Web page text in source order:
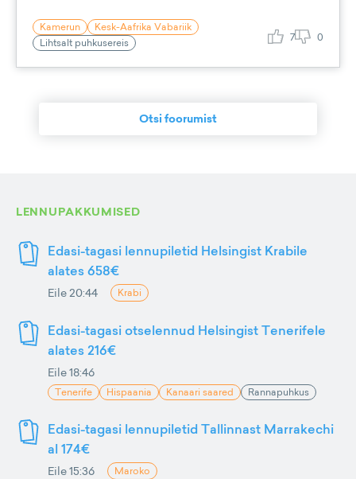
Kamerun
Kesk-Aafrika Vabariik
Lihtsalt puhkusereis
7 0
Otsi foorumist
LENNUPAKKUMISED
Edasi-tagasi lennupiletid Helsingist Krabile
alates 658€
Eile 20:44 Krabi
Edasi-tagasi otselennud Helsingist Tenerifele
alates 216€
Eile 18:46
Tenerife Hispaania Kanaari saared Rannapuhkus
Edasi-tagasi lennupiletid Tallinnast Marrakechi
al 174€
Eile 15:36 Maroko